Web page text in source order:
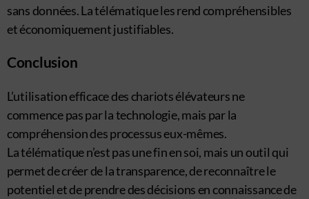
sans données. La télématique les rend compréhensibles
et économiquement justifiables.
Conclusion
L’utilisation efficace des chariots élévateurs ne
commence pas par la technologie, mais par la
compréhension des processus eux-mêmes.
La télématique n’est pas une fin en soi, mais un outil qui
permet de créer de la transparence, de reconnaître le
potentiel et de prendre des décisions en connaissance de